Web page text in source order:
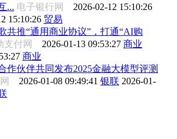
... 电子银行网 2026-02-12 15:10:26
15:10:26 贸易
共推“通用商业协议”，打通“AI购
支付网 2026-01-13 09:53:27 商业
商业
作伙伴共同发布2025金融大模型评测
网 2026-01-08 09:49:41 银联 2026-01-